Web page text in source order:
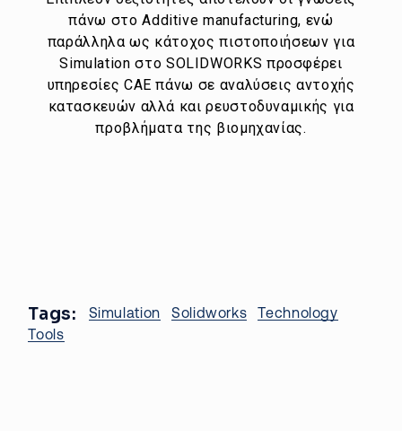
πάνω στο Additive manufacturing, ενώ
παράλληλα ως κάτοχος πιστοποιήσεων για
Simulation στο SOLIDWORKS προσφέρει
υπηρεσίες CAE πάνω σε αναλύσεις αντοχής
κατασκευών αλλά και ρευστοδυναμικής για
προβλήματα της βιομηχανίας.
Tags: Simulation Solidworks
Technology
Tools